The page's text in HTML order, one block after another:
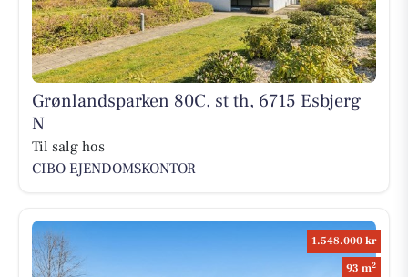
Grønlandsparken 80C, st th, 6715 Esbjerg
N
Til salg hos
CIBO EJENDOMSKONTOR
1.548.000 kr
93 m2